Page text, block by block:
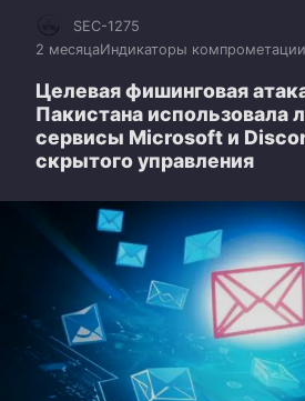
SEC-1275
2 месяцаИндикаторы компрометации
Целевая фишинговая
Пакистана использовала
сервисы Microsoft и
скрытого управления